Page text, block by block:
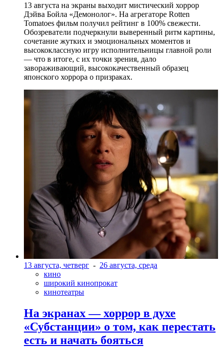
13 августа на экраны выходит мистический хоррор
Дэйва Бойла «Демонолог». На агрегаторе Rotten
Tomatoes фильм получил рейтинг в 100% свежести.
Обозреватели подчеркнули выверенный ритм картины,
сочетание жутких и эмоциональных моментов и
высококлассную игру исполнительницы главной роли
— что в итоге, с их точки зрения, дало
завораживающий, высококачественный образец
японского хоррора о призраках.
13 августа, четверг - 26 августа, среда
кино
широкий кинопрокат
кинотеатры
На экранах — хоррор в духе
«Субстанции» о том, как перестать
есть и начать бояться